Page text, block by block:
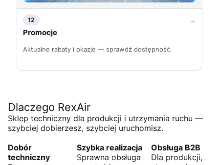
12 →
Promocje
Aktualne rabaty i okazje — sprawdź dostępność.
Dlaczego RexAir
Sklep techniczny dla produkcji i utrzymania ruchu —
szybciej dobierzesz, szybciej uruchomisz.
Dobór
techniczny
Szybka realizacja
Sprawna obsługa
Obsługa B2B
Dla produkcji,